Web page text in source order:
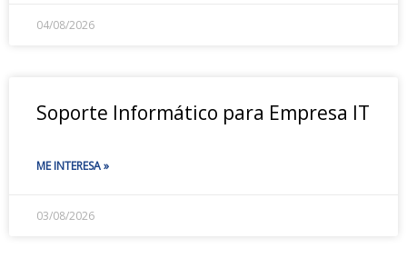
04/08/2026
Soporte Informático para Empresa IT
ME INTERESA »
03/08/2026